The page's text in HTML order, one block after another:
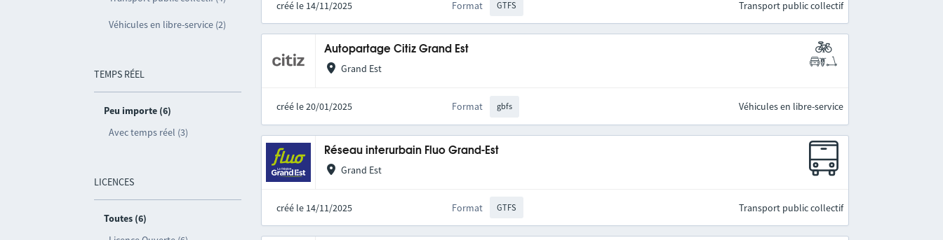
Véhicules en libre-service (2)
TEMPS RÉEL
Peu importe (6)
Avec temps réel (3)
LICENCES
Toutes (6)
créé le 14/11/2025 Format GTFS Transport public collectif
Autopartage Citiz Grand Est
Grand Est
créé le 20/01/2025 Format gbfs Véhicules en libre-service
Réseau interurbain Fluo Grand-Est
Grand Est
créé le 14/11/2025 Format GTFS Transport public collectif